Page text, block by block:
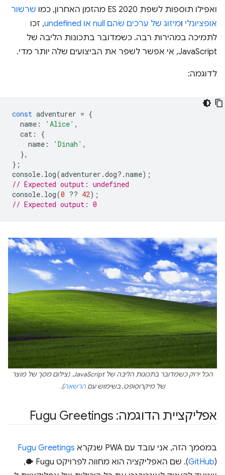
ואפילו תוספות לשפת ES 2020 מהזמן האחרון, כמו
שרשור
אופציונלי ומיזוג של ערכים שהם null או undefined
, זכו
לתמיכה במהירות רבה. כשמדובר בתכונות הליבה של
JavaScript, אי אפשר לשפר את הביצועים שלה יותר מדי.
לדוגמה:
const adventurer = {
name : 'Alice' ,
cat :
{
name : 'Dinah' ,
},
};
console. log(adventurer .dog? .name);
// Expected output: undefined
console. log(0 ?? 42);
// Expected output: 0
הכל ירוק כשמדובר בתכונות הליבה של JavaScript. (צילום מסך של מוצר
של מיקרוסופט, בשימוש עםהרשאה).
אפליקציית הדוגמה: Fugu Greetings
במסמך הזה, אני עובד עם PWA שנקרא
Fugu Greetings
(GitHub
). שם האפליקציה הוא מחווה לפרויקט Fugu 🐡,